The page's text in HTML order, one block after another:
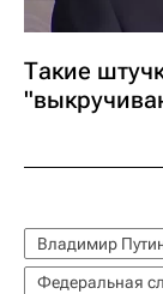
Такие
Владимир
Федеральная